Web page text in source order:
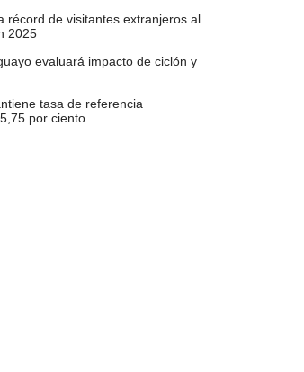
récord de visitantes extranjeros al
2025
evaluará impacto de ciclón y
tasa de referencia
por ciento